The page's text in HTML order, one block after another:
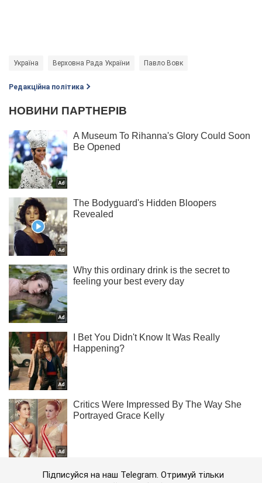
Україна Верховна Рада України Павло Вовк
Редакційна політика
Підписуйся на наш Telegram. Отримуй тільки